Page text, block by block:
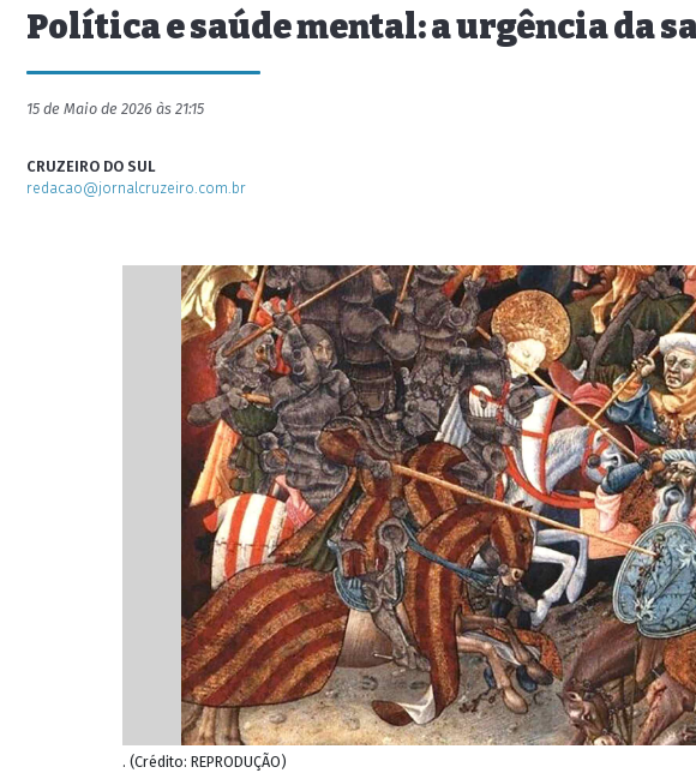
Política e saúde mental: a urgência da
15 de Maio de 2026 às 21:15
CRUZEIRO DO SUL
redacao@jornalcruzeiro.com.br
. (Crédito: REPRODUÇÃO)